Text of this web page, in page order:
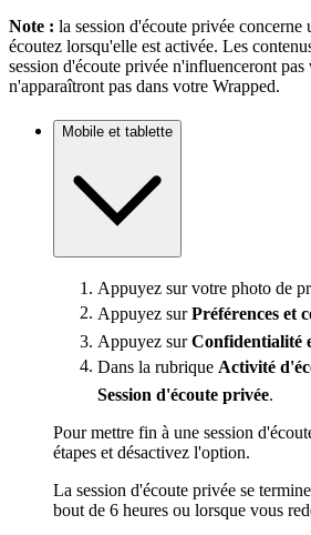
Note : la session d'écoute privée concerne
écoutez lorsqu'elle est activée. Les
session d'écoute privée n'influenceront pas
n'apparaîtront pas dans votre Wrapped.
Mobile et tablette
Appuyez sur votre photo de
Appuyez surPréférences et
Appuyez surConfidentialité
Dans la rubrique Activité
Session d'écoute privée.
Pour mettre fin à une session
étapes et désactivez l'option.
La session d'écoute privée se
bout de 6 heures ou lorsque vous